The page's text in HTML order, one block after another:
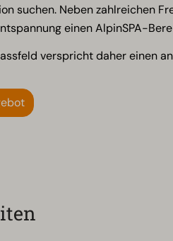
suchen. Neben zahlreichen
einen AlpinSPA-
verspricht daher einen